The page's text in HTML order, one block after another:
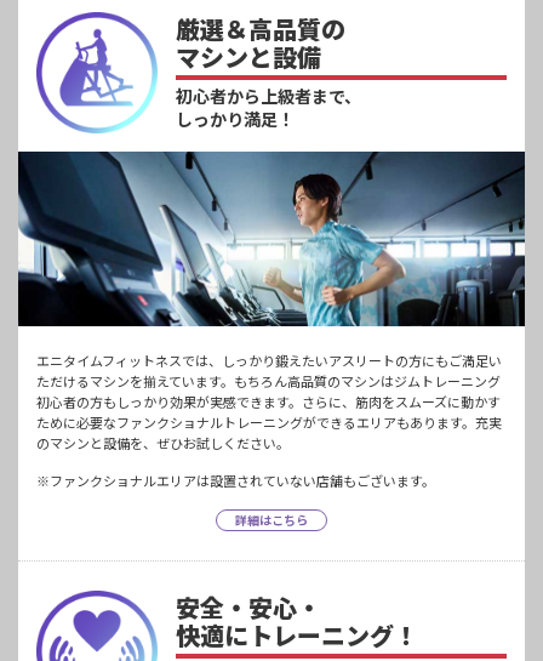
厳選＆高品質の
マシンと設備
初心者から上級者まで、
しっかり満足！
エニタイムフィットネスでは、しっかり鍛えたいアスリートの方にもご満足い
ただけるマシンを揃えています。もちろん高品質のマシンはジムトレーニング
初心者の方もしっかり効果が実感できます。さらに、筋肉をスムーズに動かす
ために必要なファンクショナルトレーニングができるエリアもあります。充実
のマシンと設備を、ぜひお試しください。
※ファンクショナルエリアは設置されていない店舗もございます。
詳細はこちら
安全・安心・
快適にトレーニング！